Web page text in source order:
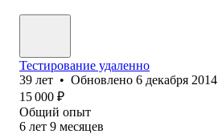
Тестирование удаленно
39 лет • Обновлено 6 декабря 2014
15 000 ₽
Общий опыт
6 лет 9 месяцев